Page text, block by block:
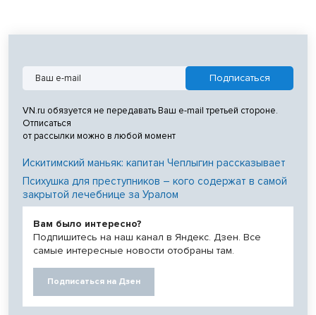
VN.ru обязуется не передавать Ваш e-mail третьей стороне.
Отписаться
от рассылки можно в любой момент
Искитимский маньяк: капитан Чеплыгин рассказывает
Психушка для преступников – кого содержат в самой
закрытой лечебнице за Уралом
Вам было интересно?
Подпишитесь на наш канал в Яндекс. Дзен. Все
самые интересные новости отобраны там.
Подписаться на Дзен